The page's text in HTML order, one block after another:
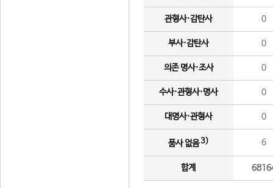
관형사·감탄사 0
부사·감탄사 0
의존 명사·조사 0
수사·관형사·명사 0
대명사·관형사 0
품사 없음3) 6
합계